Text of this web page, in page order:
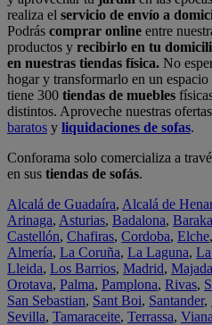
realiza el servicio de envío a
Podrás comprar online entre
productos y recibirlo en tu
en nuestras tiendas física. No
hogar y transformarlo en un
tiene 300 tiendas de muebles
distintos. Aproveche nuestras
baratos y liquidaciones de sofas.
Conforama solo comercializa a
en sus tiendas de sofás.
Alcalá de Guadaíra, Alcalá de
Arinaga, Asturias, Badalona,
Castellón, Chafiras, Cordoba, Elche,
Almería, La Coruña, La Laguna,
Lleida, Los Barrios, Madrid,
Orotava, Palma, Pamplona, Rivas,
San Sebastian, Sant Boi, Santander,
Sevilla, Tamaraceite, Terrassa, Viana